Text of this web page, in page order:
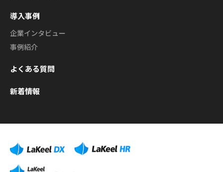
導入事例
企業インタビュー
事例紹介
よくある質問
新着情報